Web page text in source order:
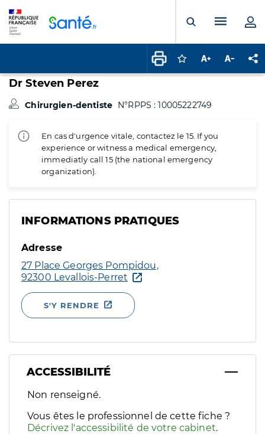
Ouvrir laMenu
Connectez-vous
Augmenter la
Dr Steven Perez
Chirurgien-dentiste N°RPPS : 10005222749
En cas d'urgence vitale, contactez le 15. If you
experience or witness a medical emergency,
immediatly call 15 (the national emergency
organization).
INFORMATIONS PRATIQUES
Adresse
27 Place Georges Pompidou,
92300 Levallois-Perret
S'Y RENDRE
ACCESSIBILITÉ
Filtres
Sélectionnez un ou plusieurs handicaps/besoins
Non renseigné.
Vous êtes le professionnel de cette fiche ?
Décrivez l'accessibilité de votre cabinet.